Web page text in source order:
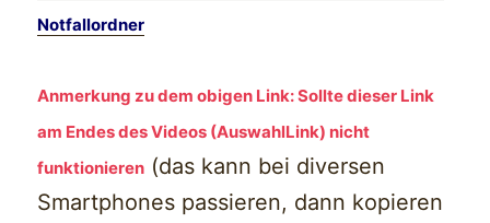
Notfallordner
Anmerkung zu dem obigen Link: Sollte dieser Link
am Endes des Videos (AuswahlLink) nicht
funktionieren (das kann bei diversen
Smartphones passieren, dann kopieren